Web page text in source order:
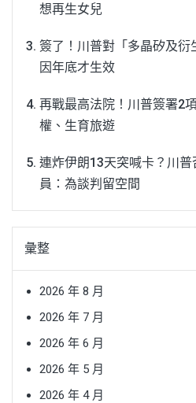
想再生女兒
簽了！川普對「多晶矽及
因年底才生效
再戰最高法院！川普簽署2
權、生育旅遊
連炸伊朗13天突喊卡？川
員：為談判留空間
彙整
2026 年 8 月
2026 年 7 月
2026 年 6 月
2026 年 5 月
2026 年 4 月